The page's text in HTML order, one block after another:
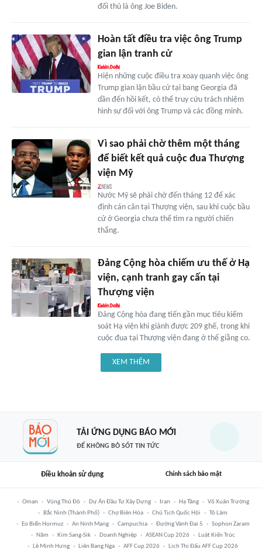
đối thủ là ông Joe Biden.
Hoàn tất điều tra việc ông Trump
gian lận tranh cử
Hiện những cuộc điều tra xoay quanh việc ông
Trump gian lận bầu cử tại bang Georgia đã
dần đến hồi kết, có thể truy cứu trách nhiệm
hình sự đối với ông Trump và các đồng minh.
Vì sao phải chờ thêm một tháng
để biết kết quả cuộc đua Thượng
viện Mỹ
Nước Mỹ sẽ phải chờ đến tháng 12 để xác
định cán cân tại Thượng viện, sau khi cuộc bầu
cử ở Georgia chưa thể tìm ra người chiến
thắng.
Đảng Cộng hòa chiếm ưu thế ở Hạ
viện, cạnh tranh gay cấn tại
Thượng viện
Đảng Cộng hòa đang tiến gần mục tiêu kiểm
soát Hạ viện khi giành được 209 ghế, trong khi
cuộc đua tại Thượng viện đang ở thế giằng co.
XEM THÊM
TẢI ỨNG DỤNG BÁO MỚI
ĐỂ KHÔNG BỎ SÓT TIN TỨC
Điều khoản sử dụng Chính sách bảo mật
Oman Vùng Thủ Đô Dự Án Đầu Tư Xây Dựng Iran Hạ Tầng
Võ Xuân Trường
Bắc Ninh (thành Phố)
Chợ Biên Hòa Chủ Tịch Quốc Hội
Tô Lâm
Eo Biển Hormuz
An Ninh Mạng Campuchia Đường Vành Đai 5
Sophon Zaram
Năm
Kim Sang-Sik Doanh Nghiệp ASEAN Cup 2026
Luật Kiến Trúc
Lê Minh Hưng
Liên Bang Nga AFF Cup 2026 Lịch Thi Đấu AFF Cup 2026